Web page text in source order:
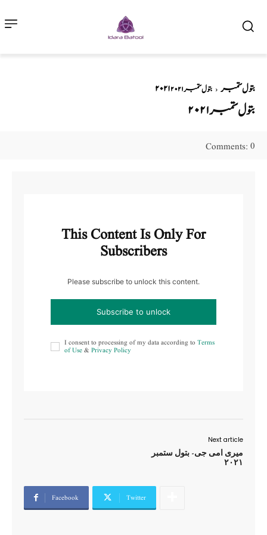
۲۰۲۱ بتول ستمبر بتول ستمبر ۲۰۲۱
بتول ستمبر ۲۰۲۱
Comments: 0
This Content Is Only For
Subscribers
Please subscribe to unlock this content.
Subscribe to unlock
I consent to processing of my data according to Terms
of Use& Privacy Policy
Next article
میری امی جی- بتول ستمبر
۲۰۲۱
Facebook Twitter